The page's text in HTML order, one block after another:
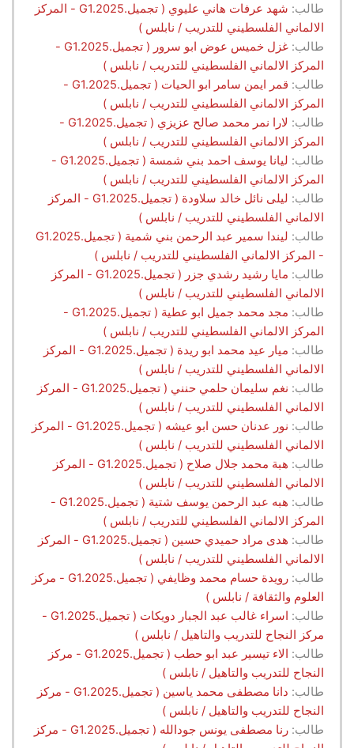
طالب:
شهد عرفات هاني عليوي ( تجميل.G1.2025 - المركز
الالماني الفلسطيني للتدريب / نابلس )
طالب:
غزل خميس عوض ابو سرور ( تجميل.G1.2025 -
المركز الالماني الفلسطيني للتدريب / نابلس )
طالب:
قمر ايمن سامر ابو الحيات ( تجميل.G1.2025 -
المركز الالماني الفلسطيني للتدريب / نابلس )
طالب:
لارا نمر محمد صالح عزيزي ( تجميل.G1.2025 -
المركز الالماني الفلسطيني للتدريب / نابلس )
طالب:
ليانا يوسف احمد بني شمسة ( تجميل.G1.2025 -
المركز الالماني الفلسطيني للتدريب / نابلس )
طالب:
ليلى نائل خالد سلاودة ( تجميل.G1.2025 - المركز
الالماني الفلسطيني للتدريب / نابلس )
طالب:
ليندا سمير عبد الرحمن بني شمية ( تجميل.G1.2025
- المركز الالماني الفلسطيني للتدريب / نابلس )
طالب:
مايا رشيد رشدي جزر ( تجميل.G1.2025 - المركز
الالماني الفلسطيني للتدريب / نابلس )
طالب:
مجد محمد جميل ابو عطية ( تجميل.G1.2025 -
المركز الالماني الفلسطيني للتدريب / نابلس )
طالب:
ميار عيد محمد ابو ريدة ( تجميل.G1.2025 - المركز
الالماني الفلسطيني للتدريب / نابلس )
طالب:
نغم سليمان حلمي حنني ( تجميل.G1.2025 - المركز
الالماني الفلسطيني للتدريب / نابلس )
طالب:
نور عدنان حسن ابو عيشه ( تجميل.G1.2025 - المركز
الالماني الفلسطيني للتدريب / نابلس )
طالب:
هبة محمد جلال صلاح ( تجميل.G1.2025 - المركز
الالماني الفلسطيني للتدريب / نابلس )
طالب:
هبه عبد الرحمن يوسف شتية ( تجميل.G1.2025 -
المركز الالماني الفلسطيني للتدريب / نابلس )
طالب:
هدى مراد حميدي حسين ( تجميل.G1.2025 - المركز
الالماني الفلسطيني للتدريب / نابلس )
طالب:
رويدة حسام محمد وظايفي ( تجميل.G1.2025 - مركز
العلوم والثقافة / نابلس )
طالب:
اسراء غالب عبد الجبار دويكات ( تجميل.G1.2025 -
مركز النجاح للتدريب والتاهيل / نابلس )
طالب:
الاء تيسير عبد ابو حطب ( تجميل.G1.2025 - مركز
النجاح للتدريب والتاهيل / نابلس )
طالب:
دانا مصطفى محمد ياسين ( تجميل.G1.2025 - مركز
النجاح للتدريب والتاهيل / نابلس )
طالب:
رنا مصطفى يونس جودالله ( تجميل.G1.2025 - مركز